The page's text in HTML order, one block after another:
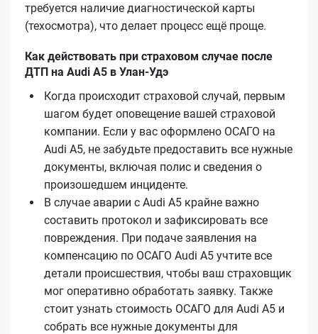
требуется наличие диагностической карты
(техосмотра), что делает процесс ещё проще.
Как действовать при страховом случае после
ДТП на Audi A5 в Улан-Удэ
Когда происходит страховой случай, первым
шагом будет оповещение вашей страховой
компании. Если у вас оформлено ОСАГО на
Audi A5, не забудьте предоставить все нужные
документы, включая полис и сведения о
произошедшем инциденте.
В случае аварии с Audi A5 крайне важно
составить протокол и зафиксировать все
повреждения. При подаче заявления на
компенсацию по ОСАГО Audi A5 учтите все
детали происшествия, чтобы ваш страховщик
мог оперативно обработать заявку. Также
стоит узнать стоимость ОСАГО для Audi A5 и
собрать все нужные документы для